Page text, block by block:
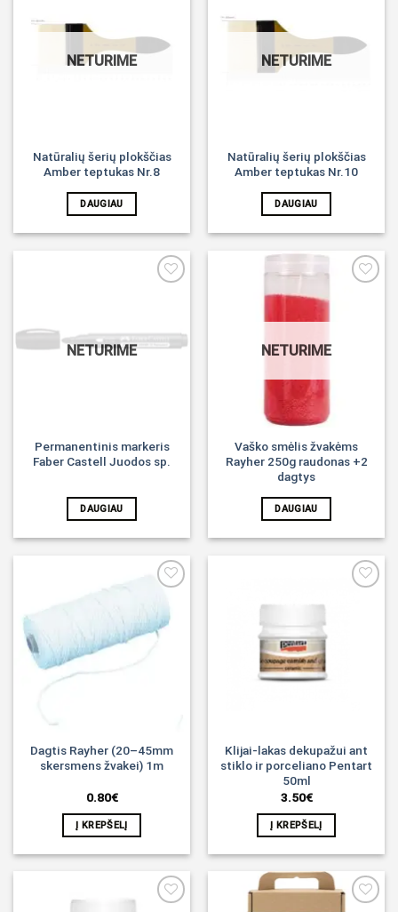
Noriu!
NETURIME
Natūralių šerių plokščias
Amber teptukas Nr.8
DAUGIAU
Noriu!
NETURIME
Natūralių šerių plokščias
Amber teptukas Nr.10
DAUGIAU
NETURIME
Permanentinis markeris
Faber Castell Juodos sp.
DAUGIAU
NETURIME
Vaško smėlis žvakėms
Rayher 250g raudonas +2
dagtys
DAUGIAU
Noriu!
Dagtis Rayher (20–45mm
skersmens žvakei) 1m
0.80€
Į KREPŠELĮ
Klijai-lakas dekupažui ant
stiklo ir porceliano Pentart
50ml
3.50€
Į KREPŠELĮ